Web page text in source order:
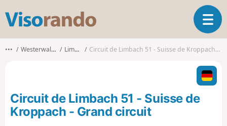
s
o
o
O
u
i
r
l
••• Westerwaldkreis Limbach Circuit de Limbach 51 - Suisse de Kroppach - Grand circuit
Circuit de Limbach 51 - Suisse de
Kroppach - Grand circuit